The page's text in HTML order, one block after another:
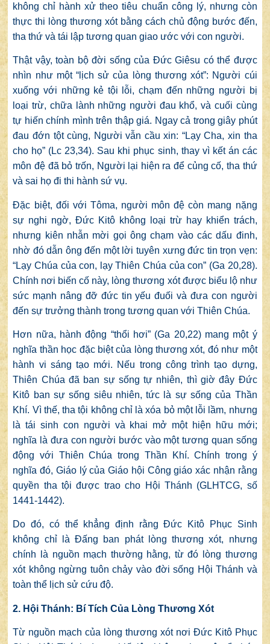
không chỉ hành xử theo tiêu chuẩn công lý, nhưng còn
thực thi lòng thương xót bằng cách chủ động bước đến,
tha thứ và tái lập tương quan giao ước với con người.
Thật vậy, toàn bộ đời sống của Đức Giêsu có thể được
nhìn như một “lịch sử của lòng thương xót”: Người cúi
xuống với những kẻ tội lỗi, chạm đến những người bị
loại trừ, chữa lành những người đau khổ, và cuối cùng
tự hiến chính mình trên thập giá. Ngay cả trong giây phút
đau đớn tột cùng, Người vẫn cầu xin: “Lạy Cha, xin tha
cho họ” (Lc 23,34). Sau khi phục sinh, thay vì kết án các
môn đệ đã bỏ trốn, Người lại hiện ra để củng cố, tha thứ
và sai họ đi thi hành sứ vụ.
Đặc biệt, đối với Tôma, người môn đệ còn mang nặng
sự nghi ngờ, Đức Kitô không loại trừ hay khiển trách,
nhưng kiên nhẫn mời gọi ông chạm vào các dấu đinh,
nhờ đó dẫn ông đến một lời tuyên xưng đức tin trọn vẹn:
“Lạy Chúa của con, lạy Thiên Chúa của con” (Ga 20,28).
Chính nơi biến cố này, lòng thương xót được biểu lộ như
sức mạnh nâng đỡ đức tin yếu đuối và đưa con người
đến sự trưởng thành trong tương quan với Thiên Chúa.
Hơn nữa, hành động “thổi hơi” (Ga 20,22) mang một ý
nghĩa thần học đặc biệt của lòng thương xót, đó như một
hành vi sáng tạo mới. Nếu trong công trình tạo dựng,
Thiên Chúa đã ban sự sống tự nhiên, thì giờ đây Đức
Kitô ban sự sống siêu nhiên, tức là sự sống của Thần
Khí. Vì thế, tha tội không chỉ là xóa bỏ một lỗi lầm, nhưng
là tái sinh con người và khai mở một hiện hữu mới;
nghĩa là đưa con người bước vào một tương quan sống
động với Thiên Chúa trong Thần Khí. Chính trong ý
nghĩa đó, Giáo lý của Giáo hội Công giáo xác nhận rằng
quyền tha tội được trao cho Hội Thánh (GLHTCG, số
1441-1442).
Do đó, có thể khẳng định rằng Đức Kitô Phục Sinh
không chỉ là Đấng ban phát lòng thương xót, nhưng
chính là nguồn mạch thường hằng, từ đó lòng thương
xót không ngừng tuôn chảy vào đời sống Hội Thánh và
toàn thể lịch sử cứu độ.
2. Hội Thánh: Bí Tích Của Lòng Thương Xót
Từ nguồn mạch của lòng thương xót nơi Đức Kitô Phục